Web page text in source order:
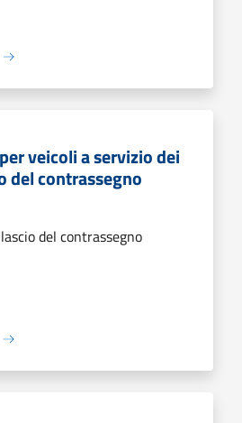
veicoli a servizio dei
del contrassegno
del contrassegno